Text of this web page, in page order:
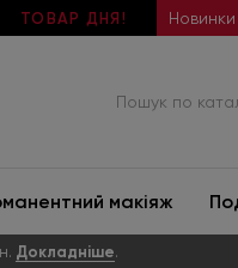
ТОВАР ДНЯ! Новинки
макіяж
Докладніше.